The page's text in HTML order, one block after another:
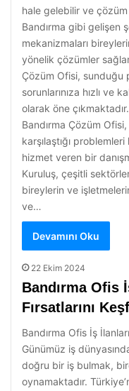
hale gelebilir ve
Bandırma gibi gelişen
mekanizmaları
yönelik çözümler
Çözüm Ofisi, sunduğu
sorunlarınıza hızlı ve
olarak öne
Bandırma Çözüm
karşılaştığı
hizmet veren bir
Kuruluş, çeşitli
bireylerin ve
ve…
Devamını Oku
22 Ekim 2024
Bandırma Ofis
Fırsatlarını
Bandırma Ofis İş
Günümüz iş
doğru bir iş bulmak,
oynamaktadır.